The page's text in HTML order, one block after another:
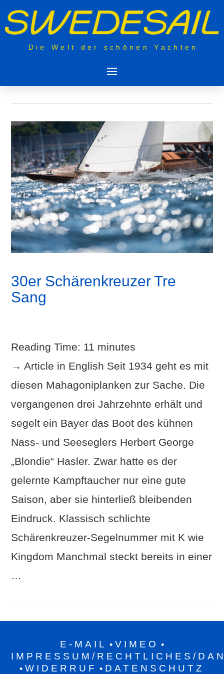
Die Welt der schönen Yachten
VIEW POST
30er Schärenkreuzer Tre
Sang
Reading Time: 11 minutes
→ Article in English Seit 1934 geht es mit
diesen Mahagoniplanken zur Sache. Die
vergangenen drei Jahrzehnte erhält und
segelt ein Bayer das Boot des kühnen
Nass- und Seeseglers Herbert George
„Blondie“ Hasler. Zwar hatte es der
gelernte Kampftaucher nur eine gute
Saison, aber sie hinterließ bleibenden
Eindruck. Klassisch schlichte
Schärenkreuzer-Segelnummer mit K wie
Kingdom Manchmal steckt bereits in einer
…
E-MAIL • VIMEO •
IMPRESSUM/RECHTLICHES/
• WIDERRUF • DATENSCHUTZ